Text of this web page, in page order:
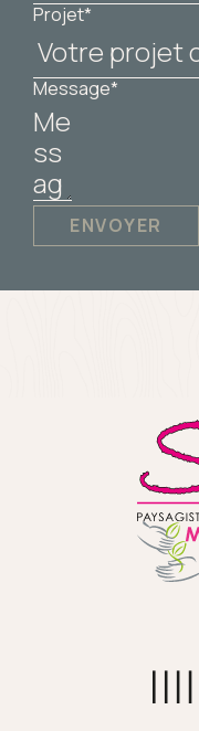
Projet*
Message*
ENVOYER